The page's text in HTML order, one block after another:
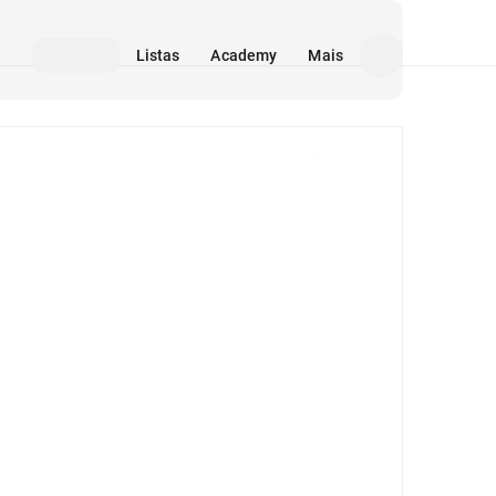
Listas Academy Mais